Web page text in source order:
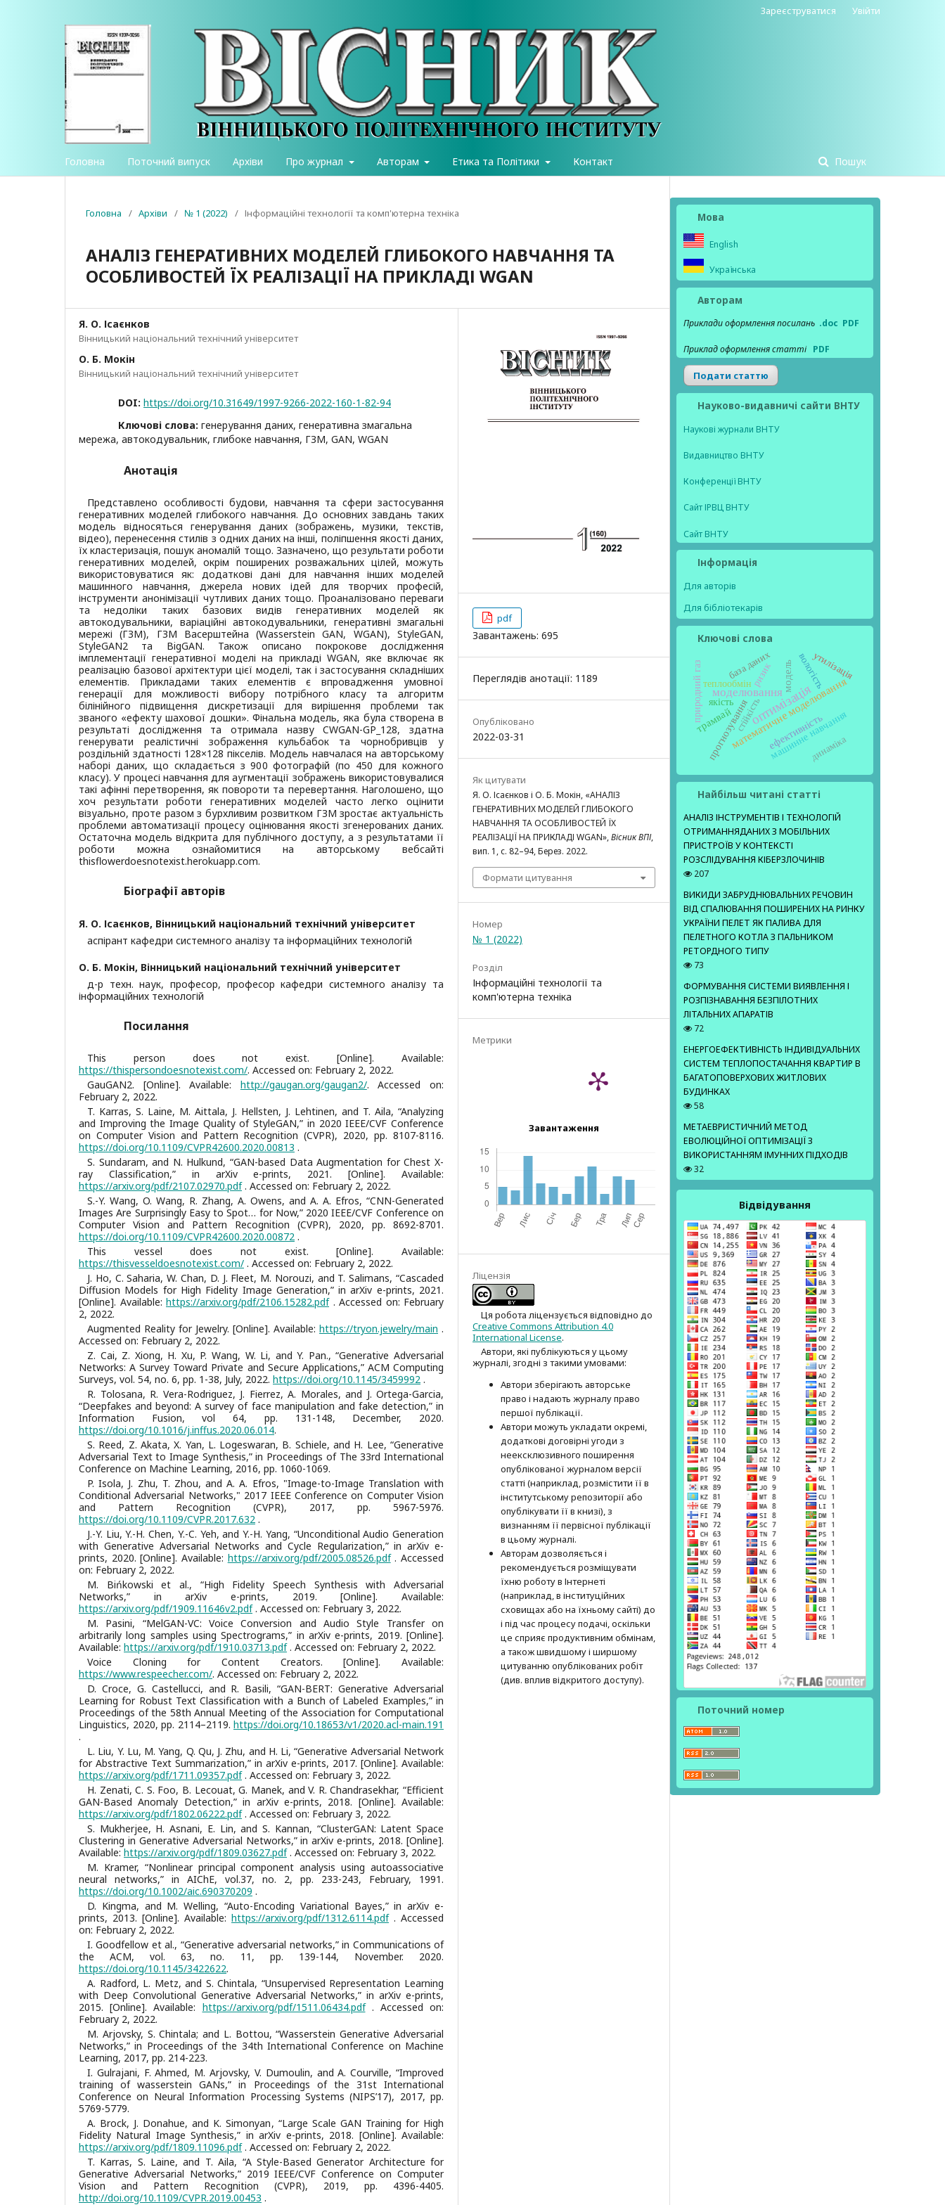
Головна Поточний випуск Архіви Про журнал Авторам Етика та Політики Контакт Пошук
Зареєструватися Увійти
Головна / Архіви / № 1 (2022) / Інформаційні технології та комп'ютерна техніка
АНАЛІЗ ГЕНЕРАТИВНИХ МОДЕЛЕЙ ГЛИБОКОГО НАВЧАННЯ ТА
ОСОБЛИВОСТЕЙ ЇХ РЕАЛІЗАЦІЇ НА ПРИКЛАДІ WGAN
Я. О. Ісаєнков
Вінницький національний технічний університет
О. Б. Мокін
Вінницький національний технічний університет
DOI: https://doi.org/10.31649/1997-9266-2022-160-1-82-94
Ключові слова: генерування даних, генеративна змагальна
мережа, автокодувальник, глибоке навчання, ГЗМ, GAN, WGAN
Анотація
Представлено особливості будови, навчання та сфери застосування
генеративних моделей глибокого навчання. До основних завдань таких
модель відносяться генерування даних (зображень, музики, текстів,
відео), перенесення стилів з одних даних на інші, поліпшення якості даних,
їх кластеризація, пошук аномалій тощо. Зазначено, що результати роботи
генеративних моделей, окрім поширених розважальних цілей, можуть
використовуватися як: додаткові дані для навчання інших моделей
машинного навчання, джерела нових ідей для творчих професій,
інструменти анонімізації чутливих даних тощо. Проаналізовано переваги
та недоліки таких базових видів генеративних моделей як
автокодувальники, варіаційні автокодувальники, генеративні змагальні
мережі (ГЗМ), ГЗМ Васерштейна (Wasserstein GAN, WGAN), StyleGAN,
StyleGAN2 та BigGAN. Також описано покрокове дослідження
імплементації генеративної моделі на прикладі WGAN, яке включає як
реалізацію базової архітектури цієї моделі, так і застосування складніших
елементів. Прикладами таких елементів є впровадження умовної
генерації для можливості вибору потрібного класу та алгоритм
білінійного підвищення дискретизації для вирішення проблеми так
званого «ефекту шахової дошки». Фінальна модель, яка була створена в
результаті дослідження та отримала назву CWGAN-GP_128, здатна
генерувати реалістичні зображення кульбабок та чорнобривців у
роздільній здатності 128×128 пікселів. Модель навчалася на авторському
наборі даних, що складається з 900 фотографій (по 450 для кожного
класу). У процесі навчання для аугментації зображень використовувалися
такі афінні перетворення, як повороти та перевертання. Наголошено, що
хоч результати роботи генеративних моделей часто легко оцінити
візуально, проте разом з бурхливим розвитком ГЗМ зростає актуальність
проблеми автоматизації процесу оцінювання якості згенерованих даних.
Остаточна модель відкрита для публічного доступу, а з результатами її
роботи можна ознайомитися на авторському вебсайті
thisflowerdoesnotexist.herokuapp.com.
Біографії авторів
Я. О. Ісаєнков, Вінницький національний технічний університет
аспірант кафедри системного аналізу та інформаційних технологій
О. Б. Мокін, Вінницький національний технічний університет
д-р техн. наук, професор, професор кафедри системного аналізу та
інформаційних технологій
Посилання
This person does not exist. [Online]. Available:
https://thispersondoesnotexist.com/. Accessed on: February 2, 2022.
GauGAN2. [Online]. Available: http://gaugan.org/gaugan2/. Accessed on:
February 2, 2022.
T. Karras, S. Laine, M. Aittala, J. Hellsten, J. Lehtinen, and T. Aila, “Analyzing
and Improving the Image Quality of StyleGAN,” in 2020 IEEE/CVF Conference
on Computer Vision and Pattern Recognition (CVPR), 2020, pp. 8107-8116.
https://doi.org/10.1109/CVPR42600.2020.00813 .
S. Sundaram, and N. Hulkund, “GAN-based Data Augmentation for Chest X-
ray Classification,” in arXiv e-prints, 2021. [Online]. Available:
https://arxiv.org/pdf/2107.02970.pdf. Accessed on: February 2, 2022.
S.-Y. Wang, O. Wang, R. Zhang, A. Owens, and A. A. Efros, “CNN-Generated
Images Are Surprisingly Easy to Spot… for Now,” 2020 IEEE/CVF Conference on
Computer Vision and Pattern Recognition (CVPR), 2020, pp. 8692-8701.
https://doi.org/10.1109/CVPR42600.2020.00872 .
This vessel does not exist. [Online]. Available:
https://thisvesseldoesnotexist.com/ . Accessed on: February 2, 2022.
J. Ho, C. Saharia, W. Chan, D. J. Fleet, M. Norouzi, and T. Salimans, “Cascaded
Diffusion Models for High Fidelity Image Generation,” in arXiv e-prints, 2021.
[Online]. Available: https://arxiv.org/pdf/2106.15282.pdf. Accessed on: February
2, 2022.
Augmented Reality for Jewelry. [Online]. Available: https://tryon.jewelry/main .
Accessed on: February 2, 2022.
Z. Cai, Z. Xiong, H. Xu, P. Wang, W. Li, and Y. Pan., “Generative Adversarial
Networks: A Survey Toward Private and Secure Applications,” ACM Computing
Surveys, vol. 54, no. 6, pp. 1-38, July, 2022. https://doi.org/10.1145/3459992 .
R. Tolosana, R. Vera-Rodriguez, J. Fierrez, A. Morales, and J. Ortega-Garcia,
“Deepfakes and beyond: A survey of face manipulation and fake detection,” in
Information Fusion, vol 64, pp. 131-148, December, 2020.
https://doi.org/10.1016/j.inffus.2020.06.014.
S. Reed, Z. Akata, X. Yan, L. Logeswaran, B. Schiele, and H. Lee, “Generative
Adversarial Text to Image Synthesis,” in Proceedings of The 33rd International
Conference on Machine Learning, 2016, pp. 1060-1069.
P. Isola, J. Zhu, T. Zhou, and A. A. Efros, "Image-to-Image Translation with
Conditional Adversarial Networks," 2017 IEEE Conference on Computer Vision
and Pattern Recognition (CVPR), 2017, pp. 5967-5976.
https://doi.org/10.1109/CVPR.2017.632 .
J.-Y. Liu, Y.-H. Chen, Y.-C. Yeh, and Y.-H. Yang, “Unconditional Audio Generation
with Generative Adversarial Networks and Cycle Regularization,” in arXiv e-
prints, 2020. [Online]. Available: https://arxiv.org/pdf/2005.08526.pdf. Accessed
on: February 2, 2022.
M. Bińkowski et al., “High Fidelity Speech Synthesis with Adversarial
Networks,” in arXiv e-prints, 2019. [Online]. Available:
https://arxiv.org/pdf/1909.11646v2.pdf. Accessed on: February 3, 2022.
M. Pasini, “MelGAN-VC: Voice Conversion and Audio Style Transfer on
arbitrarily long samples using Spectrograms,” in arXiv e-prints, 2019. [Online].
Available: https://arxiv.org/pdf/1910.03713.pdf. Accessed on: February 2, 2022.
Voice Cloning for Content Creators. [Online]. Available:
https://www.respeecher.com/. Accessed on: February 2, 2022.
D. Croce, G. Castellucci, and R. Basili, “GAN-BERT: Generative Adversarial
Learning for Robust Text Classification with a Bunch of Labeled Examples,” in
Proceedings of the 58th Annual Meeting of the Association for Computational
Linguistics, 2020, pp. 2114–2119. https://doi.org/10.18653/v1/2020.acl-main.191
.
L. Liu, Y. Lu, M. Yang, Q. Qu, J. Zhu, and H. Li, “Generative Adversarial Network
for Abstractive Text Summarization,” in arXiv e-prints, 2017. [Online]. Available:
https://arxiv.org/pdf/1711.09357.pdf. Accessed on: February 3, 2022.
H. Zenati, C. S. Foo, B. Lecouat, G. Manek, and V. R. Chandrasekhar, “Efficient
GAN-Based Anomaly Detection,” in arXiv e-prints, 2018. [Online]. Available:
https://arxiv.org/pdf/1802.06222.pdf. Accessed on: February 3, 2022.
S. Mukherjee, H. Asnani, E. Lin, and S. Kannan, “ClusterGAN: Latent Space
Clustering in Generative Adversarial Networks,” in arXiv e-prints, 2018. [Online].
Available: https://arxiv.org/pdf/1809.03627.pdf. Accessed on: February 3, 2022.
M. Kramer, “Nonlinear principal component analysis using autoassociative
neural networks,” in AIChE, vol.37, no. 2, pp. 233-243, February, 1991.
https://doi.org/10.1002/aic.690370209 .
D. Kingma, and M. Welling, “Auto-Encoding Variational Bayes,” in arXiv e-
prints, 2013. [Online]. Available: https://arxiv.org/pdf/1312.6114.pdf. Accessed
on: February 2, 2022.
I. Goodfellow et al., “Generative adversarial networks,” in Communications of
the ACM, vol. 63, no. 11, pp. 139-144, November. 2020.
https://doi.org/10.1145/3422622.
A. Radford, L. Metz, and S. Chintala, “Unsupervised Representation Learning
with Deep Convolutional Generative Adversarial Networks,” in arXiv e-prints,
2015. [Online]. Available: https://arxiv.org/pdf/1511.06434.pdf. Accessed on:
February 2, 2022.
M. Arjovsky, S. Chintala; and L. Bottou, “Wasserstein Generative Adversarial
Networks,” in Proceedings of the 34th International Conference on Machine
Learning, 2017, pp. 214-223.
I. Gulrajani, F. Ahmed, M. Arjovsky, V. Dumoulin, and A. Courville, “Improved
training of wasserstein GANs,” in Proceedings of the 31st International
Conference on Neural Information Processing Systems (NIPS’17), 2017, pp.
5769-5779.
A. Brock, J. Donahue, and K. Simonyan, “Large Scale GAN Training for High
Fidelity Natural Image Synthesis,” in arXiv e-prints, 2018. [Online]. Available:
https://arxiv.org/pdf/1809.11096.pdf. Accessed on: February 2, 2022.
T. Karras, S. Laine, and T. Aila, “A Style-Based Generator Architecture for
Generative Adversarial Networks,” 2019 IEEE/CVF Conference on Computer
Vision and Pattern Recognition (CVPR), 2019, pp. 4396-4405.
http://doi.org/10.1109/CVPR.2019.00453 .
pdf
Завантажень: 695
Переглядів анотації: 1189
Опубліковано
2022-03-31
Як цитувати
Я. О. Ісаєнков і О. Б. Мокін, «АНАЛІЗ
ГЕНЕРАТИВНИХ МОДЕЛЕЙ ГЛИБОКОГО
НАВЧАННЯ ТА ОСОБЛИВОСТЕЙ ЇХ
РЕАЛІЗАЦІЇ НА ПРИКЛАДІ WGAN»,Вісник ВПІ,
вип. 1, с. 82–94, Берез. 2022.
Формати цитування
Номер
№ 1 (2022)
Розділ
Інформаційні технології та
комп'ютерна техніка
Метрики
Завантаження
Ліцензія
Ця робота ліцензується відповідно до
Creative Commons Attribution 4.0
International License.
Автори, які публікуються у цьому
журналі, згодні з такими умовами:
Автори зберігають авторське
право і надають журналу право
першої публі­кації.
Автори можуть укладати окремі,
додат­кові договірні угоди з
неексклюзив­ного поширення
опублікованої журналом версії
статті (наприклад, розмістити її в
інститутському репозиторії або
опубліку­вати її в книзі), з
визнанням її первісної публікації
в цьому журналі.
Авторам дозволяється і
рекомендується розміщувати
їхню роботу в Інтернеті
(наприклад, в інституційних
сховищах або на їхньому сайті) до
і під час процесу подачі, оскільки
це сприяє продуктивним обмінам,
а також швидшому і ширшому
цитуванню опубліко­ва­них робіт
(див. вплив відкритого доступу).
Мова
English
Українська
Авторам
Приклади оформлення посилань .doc PDF
Приклад оформлення статті PDF
Подати статтю
Науково-видавничі сайти ВНТУ
Наукові журнали ВНТУ
Видавництво ВНТУ
Конференції ВНТУ
Сайт ІРВЦ ВНТУ
Сайт ВНТУ
Інформація
Для авторів
Для бібліотекарів
Ключові слова
оптимізація
моделювання
математичне моделювання
ефективність
машинне навчання
модель
прогнозування
трамвай
вологість
ризик
теплообмін
стійкість
якість
база даних
динаміка
природний газ утилізація
Найбільш читані статті
АНАЛІЗ ІНСТРУМЕНТІВ І ТЕХНОЛОГІЙ
ОТРИМАННЯДАНИХ З МОБІЛЬНИХ
ПРИСТРОЇВ У КОНТЕКСТІ
РОЗСЛІДУВАННЯ КІБЕРЗЛОЧИНІВ
207
ВИКИДИ ЗАБРУДНЮВАЛЬНИХ РЕЧОВИН
ВІД СПАЛЮВАННЯ ПОШИРЕНИХ НА РИНКУ
УКРАЇНИ ПЕЛЕТ ЯК ПАЛИВА ДЛЯ
ПЕЛЕТНОГО КОТЛА З ПАЛЬНИКОМ
РЕТОРДНОГО ТИПУ
73
ФОРМУВАННЯ СИСТЕМИ ВИЯВЛЕННЯ І
РОЗПІЗНАВАННЯ БЕЗПІЛОТНИХ
ЛІТАЛЬНИХ АПАРАТІВ
72
ЕНЕРГОЕФЕКТИВНІСТЬ ІНДИВІДУАЛЬНИХ
СИСТЕМ ТЕПЛОПОСТАЧАННЯ КВАРТИР В
БАГАТОПОВЕРХОВИХ ЖИТЛОВИХ
БУДИНКАХ
58
МЕТАЕВРИСТИЧНИЙ МЕТОД
ЕВОЛЮЦІЙНОЇ ОПТИМІЗАЦІЇ З
ВИКОРИСТАННЯМ ІМУННИХ ПІДХОДІВ
32
Відвідування
Поточний номер